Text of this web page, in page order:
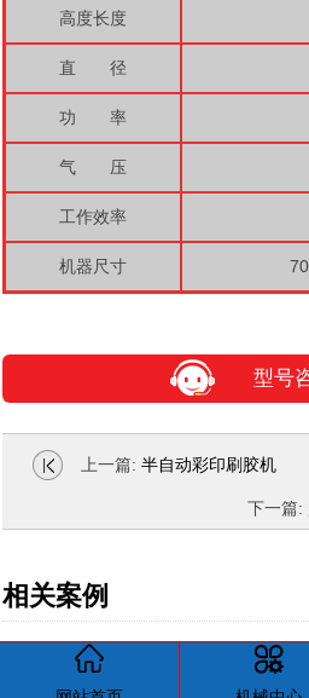
高度长度
直 径
功 率
气 压
工作效率
机器尺寸
型号
上一篇:半自动彩印刷胶机
下一篇:
相关案例
点击访问案例中心
 